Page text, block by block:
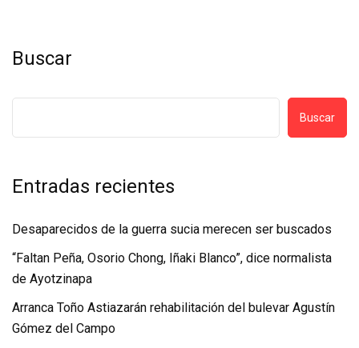
Buscar
Buscar
Entradas recientes
Desaparecidos de la guerra sucia merecen ser buscados
“Faltan Peña, Osorio Chong, Iñaki Blanco”, dice normalista
de Ayotzinapa
Arranca Toño Astiazarán rehabilitación del bulevar Agustín
Gómez del Campo